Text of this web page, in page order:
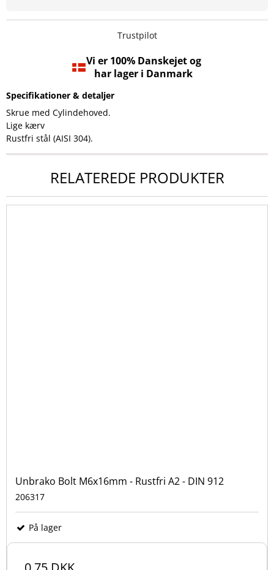
Trustpilot
Vi er 100% Danskejet og
har lager i Danmark
Specifikationer & detaljer
Skrue med Cylindehoved.
Lige kærv
Rustfri stål (AISI 304).
RELATEREDE PRODUKTER
Unbrako Bolt M6x16mm - Rustfri A2 - DIN 912
206317
På lager